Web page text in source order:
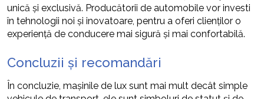
unică și exclusivă. Producătorii de automobile vor investi
în tehnologii noi și inovatoare, pentru a oferi clienților o
experiență de conducere mai sigură și mai confortabilă.
Concluzii și recomandări
În concluzie, mașinile de lux sunt mai mult decât simple